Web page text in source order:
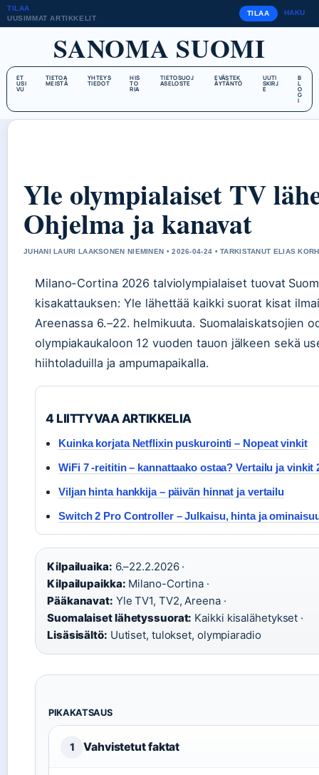
TILAA
UUSIMMAT ARTIKKELIT
TILAA HAKU
SANOMA SUOMI
ET
USI
VU
TIETOA
MEISTÄ
YHTEYS
TIEDOT
HIS
TO
RIA
TIETOSUOJ
ASELOSTE
EVÄSTEK
ÄYTÄNTÖ
UUTI
SKIRJ
E
B
L
O
G
I
Yle olympialaiset TV
Ohjelma ja kanavat
JUHANI LAURI LAAKSONEN NIEMINEN • 2026-04-24 • TARKISTANUT ELIAS
Milano-Cortina 2026 talviolympialaiset tuovat
kisakattauksen: Yle lähettää kaikki suorat kisat
Areenassa 6.–22. helmikuuta. Suomalaiskatsojien
olympiakaukaloon 12 vuoden tauon jälkeen sekä
hiihtoladuilla ja ampumapaikalla.
4 LIITTYVAA ARTIKKELIA
Kuinka korjata Netflixin puskurointi – Nopeat vinkit
WiFi 7 -reititin – kannattaako ostaa? Vertailu ja vinkit
Viljan hinta hankkija – päivän hinnat ja vertailu
Switch 2 Pro Controller – Julkaisu, hinta ja
Kilpailuaika: 6.–22.2.2026 ·
Kilpailupaikka: Milano-Cortina ·
Pääkanavat: Yle TV1, TV2, Areena ·
Suomalaiset lähetyssuorat: Kaikki kisalähetykset ·
Lisäsisältö: Uutiset, tulokset, olympiaradio
PIKAKATSAUS
1 Vahvistetut faktat